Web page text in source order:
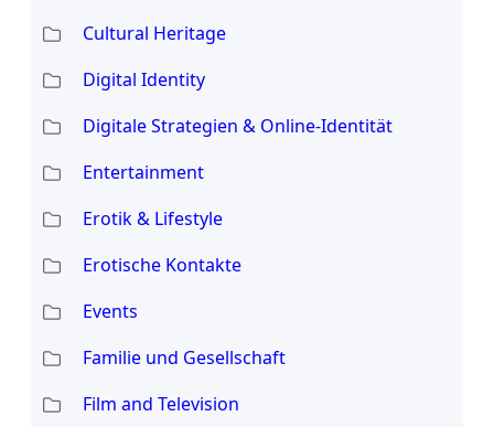
Cultural Heritage
Digital Identity
Digitale Strategien & Online-Identität
Entertainment
Erotik & Lifestyle
Erotische Kontakte
Events
Familie und Gesellschaft
Film and Television